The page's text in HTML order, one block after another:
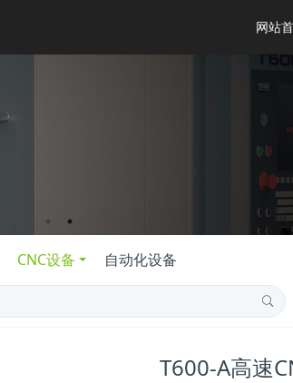
网站
CNC设备 自动化设备
T600-A高速